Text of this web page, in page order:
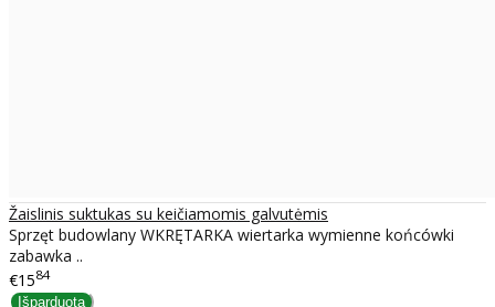
Žaislinis suktukas su keičiamomis galvutėmis
Sprzęt budowlany WKRĘTARKA wiertarka wymienne końcówki
zabawka ..
€1584